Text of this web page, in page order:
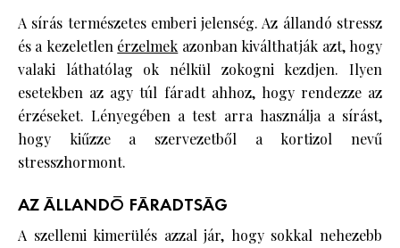
A sírás természetes emberi jelenség. Az állandó stressz
és a kezeletlen érzelmek azonban kiválthatják azt, hogy
valaki láthatólag ok nélkül zokogni kezdjen. Ilyen
esetekben az agy túl fáradt ahhoz, hogy rendezze az
érzéseket. Lényegében a test arra használja a sírást,
hogy kiűzze a szervezetből a kortizol nevű
stresszhormont.
AZ ÁLLANDÓ FÁRADTSÁG
A szellemi kimerülés azzal jár, hogy sokkal nehezebb